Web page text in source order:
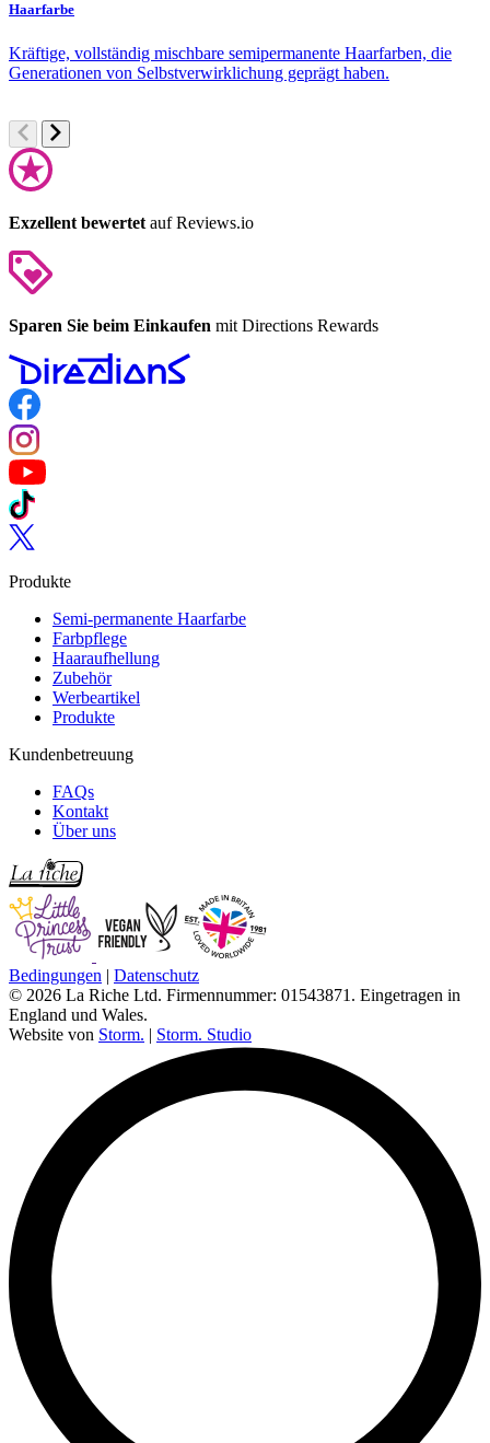
Haarfarbe
Kräftige, vollständig mischbare semipermanente Haarfarben, die
Generationen von Selbstverwirklichung geprägt haben.
Exzellent bewertet auf Reviews.io
Sparen Sie beim Einkaufen mit Directions Rewards
Follow us on Facebook
Follow us on Instagram
Follow us on YouTube
Follow us on TikTok
Follow us on Twitter
Produkte
Semi-permanente Haarfarbe
Farbpflege
Haaraufhellung
Zubehör
Werbeartikel
Produkte
Kundenbetreuung
FAQs
Kontakt
Über uns
Bedingungen | Datenschutz
© 2026 La Riche Ltd. Firmennummer: 01543871. Eingetragen in
England und Wales.
Website von Storm. | Storm. Studio